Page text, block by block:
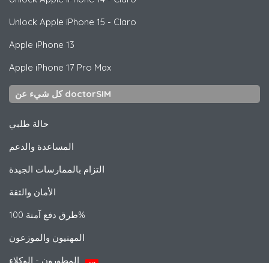
Unlock Apple iPhone 15 - Claro
Apple iPhone 13
Apple iPhone 17 Pro Max
كل شيء عن doctorSIM
حالة طلبي
المساعدة والدعم
التزام بالممارسات الجيدة
الأمان والثقة
طرق دفع آمنة 100%
المهنيون والموزعون